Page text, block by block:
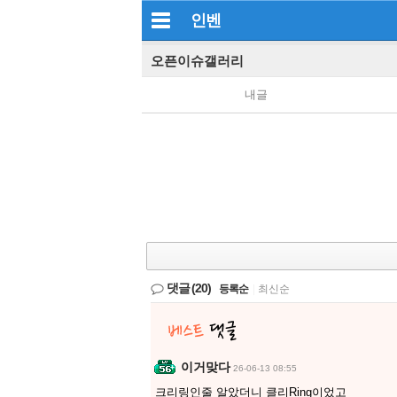
인벤
오픈이슈갤러리
내글
댓글(20) 등록순 최신순
이거맞다 26-06-13 08:55
크리링인줄 알았더니 클리Ring이었고